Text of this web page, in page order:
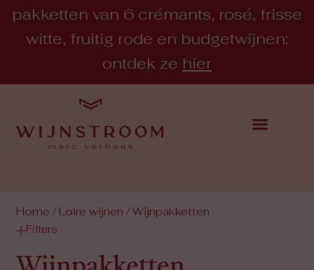
pakketten van 6 crémants, rosé, frisse
witte, fruitig rode en budgetwijnen:
ontdek ze hier
Home / Loire wijnen / Wijnpakketten
Filters